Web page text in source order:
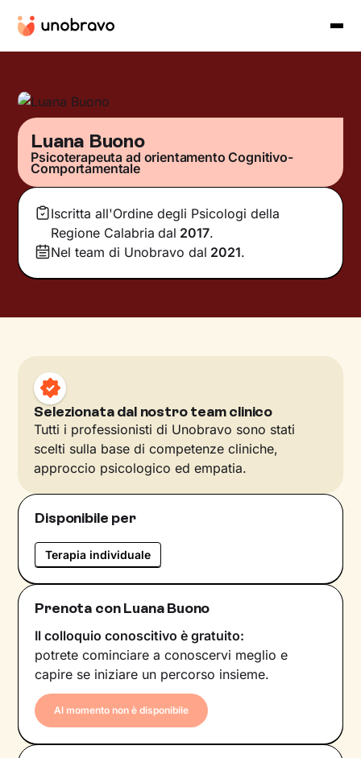
Luana Buono
Psicoterapeuta ad orientamento Cognitivo-
Comportamentale
Iscritta all'Ordine degli Psicologi della
Regione Calabria dal 2017.
Nel team di Unobravo dal 2021.
Selezionata dal nostro team clinico
Tutti i professionisti di Unobravo sono stati
scelti sulla base di competenze cliniche,
approccio psicologico ed empatia.
Disponibile per
Terapia individuale
Prenota con Luana Buono
Il colloquio conoscitivo è gratuito:
potrete cominciare a conoscervi meglio e
capire se iniziare un percorso insieme.
Al momento non è disponibile